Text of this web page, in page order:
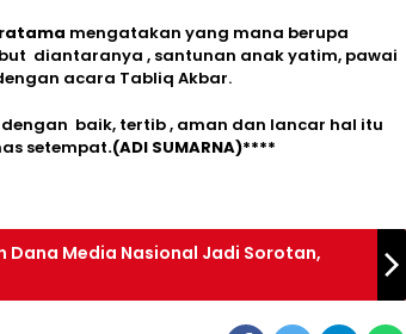
mengatakan yang mana berupa
diantaranya , santunan anak yatim, pawai
acara Tabliq Akbar.
baik, tertib , aman dan lancar hal itu
setempat.(ADI SUMARNA)****
Dana Media Nasional Jadi Sorotan,